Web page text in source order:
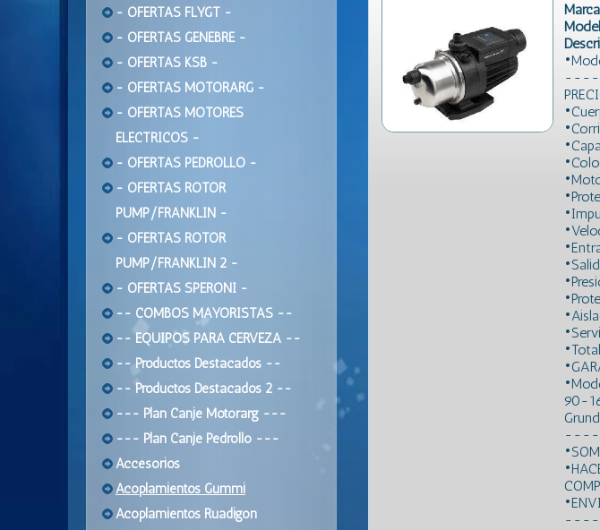
- OFERTAS FLYGT -
- OFERTAS GENEBRE -
- OFERTAS KSB -
- OFERTAS MOTORARG -
- OFERTAS MOTORES
ELECTRICOS -
- OFERTAS PEDROLLO -
- OFERTAS ROTOR
PUMP/FRANKLIN -
- OFERTAS ROTOR
PUMP/FRANKLIN 2 -
- OFERTAS SPERONI -
-- COMBOS MAYORISTAS --
-- EQUIPOS PARA CERVEZA --
-- Productos Destacados --
-- Productos Destacados 2 --
--- Plan Canje Motorarg ---
--- Plan Canje Pedrollo ---
Accesorios
Acoplamientos Gummi
Acoplamientos Ruadigon
----
90-
----